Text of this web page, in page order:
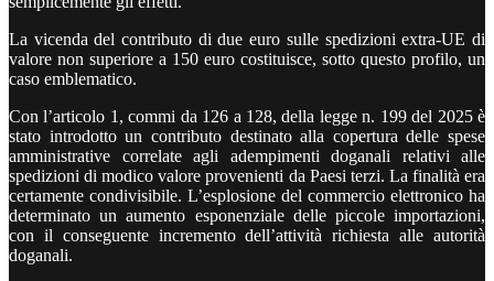
La vicenda del contributo di due euro sulle spedizioni extra-UE di
valore non superiore a 150 euro costituisce, sotto questo profilo, un
caso emblematico.
Con l’articolo 1, commi da 126 a 128, della legge n. 199 del 2025 è
stato introdotto un contributo destinato alla copertura delle spese
amministrative correlate agli adempimenti doganali relativi alle
spedizioni di modico valore provenienti da Paesi terzi. La finalità era
certamente condivisibile. L’esplosione del commercio elettronico ha
determinato un aumento esponenziale delle piccole importazioni,
con il conseguente incremento dell’attività richiesta alle autorità
doganali.